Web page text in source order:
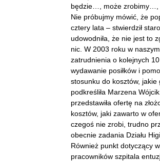
będzie…, może zrobimy…,
Nie próbujmy mówić, że
cztery lata – stwierdził
udowodniła, że nie jest to
nic. W 2003 roku w
zatrudnienia o kolejnych
wydawanie posiłków i
stosunku do kosztów, jakie
podkreśliła Marzena
przedstawiła ofertę na
kosztów, jaki zawarto w
czegoś nie zrobi, trudno
obecnie zadania Działu
Również punkt dotyczący
pracowników szpitala